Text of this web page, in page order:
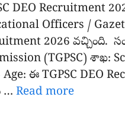
DEO Recruitment
Officers /
2026 వచ్చింది.
(TGPSC) శాఖ:
Age: ఈ TGPSC DEO
… Read more